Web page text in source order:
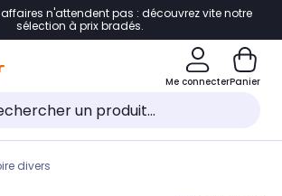
à la navigation
au pied de page
au chatbot
affaires n'attendent pas : découvrez vite notre
sélection à prix bradés.
Me connecterPanier
divers